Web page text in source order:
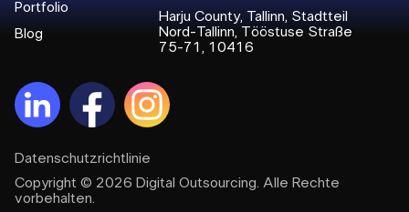
Portfolio
Blog
Harju County, Tallinn, Stadtteil
Nord-Tallinn, Tööstuse Straße
75-71, 10416
Datenschutzrichtlinie
Copyright © 2026 Digital Outsourcing. Alle Rechte
vorbehalten.